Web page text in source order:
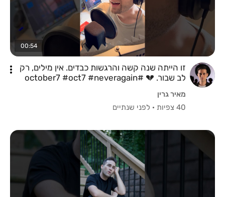
00:54
זו הייתה שנה קשה והרגשות כבדים. אין מילים, רק
לב שבור. 💔 #october7 #oct7 #neveragain
מאיר גרין
40 צפיות
· לפני שנתיים